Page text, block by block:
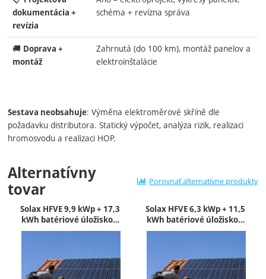
dokumentácia +
revízia
schéma + revízna správa
🚚 Doprava +
montáž
Zahrnutá (do 100 km), montáž panelov a
elektroinštalácie
Sestava neobsahuje: Výměna elektroměrové skříně dle
požadavku distributora. Statický výpočet, analýza rizik, realizaci
hromosvodu a realizaci HOP.
Alternatívny
tovar
Porovnať alternatívne produkty
Solax HFVE 9,9 kWp + 17,3
kWh batériové úložisko…
Solax HFVE 6,3 kWp + 11,5
kWh batériové úložisko…